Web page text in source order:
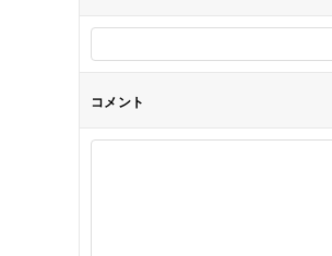
コメント